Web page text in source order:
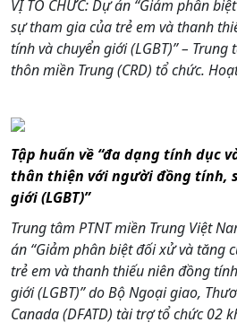
VỊ TỔ CHỨC: Dự án “Giảm phân
sự tham gia của trẻ em và thanh
tính và chuyển giới (LGBT)” –
thôn miền Trung (CRD) tổ chức.
Tập huấn về “đa dạng tính dục
thân thiện với người đồng tính,
giới (LGBT)”
Trung tâm PTNT miền Trung Việt
án “Giảm phân biệt đối xử và tăng
trẻ em và thanh thiếu niên đồng
giới (LGBT)” do Bộ Ngoại giao,
Canada (DFATD) tài trợ tổ chức 02